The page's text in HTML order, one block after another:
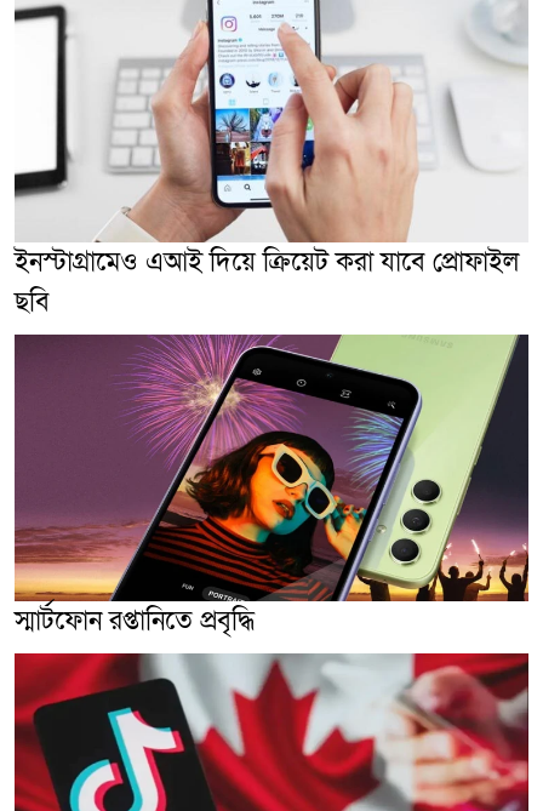
ইনস্টাগ্রামেও এআই দিয়ে ক্রিয়েট করা যাবে প্রোফাইল
ছবি
স্মার্টফোন রপ্তানিতে প্রবৃদ্ধি